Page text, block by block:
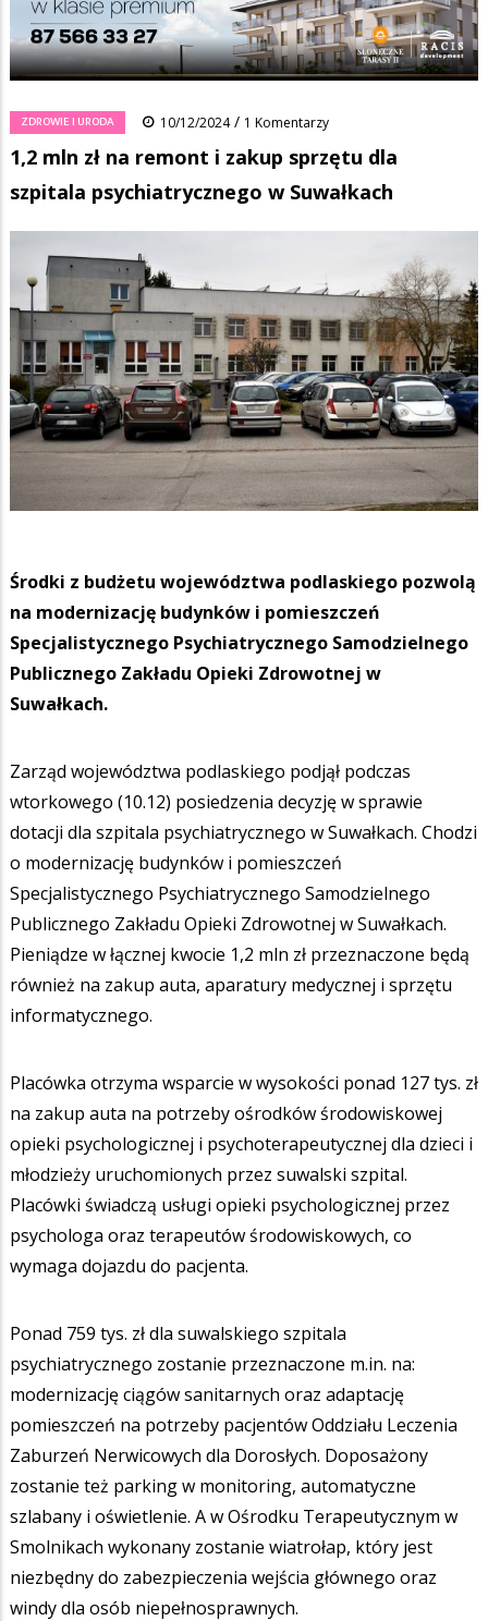
nawigacyjna
Suwałkach
FacebookPinterestTumblr
0 Reddit Share
ZDROWIE I URODA 10/12/2024/ 1 Komentarzy
1,2 mln zł na remont i zakup sprzętu dla
szpitala psychiatrycznego w Suwałkach
Środki z budżetu województwa podlaskiego pozwolą
na modernizację budynków i pomieszczeń
Specjalistycznego Psychiatrycznego Samodzielnego
Publicznego Zakładu Opieki Zdrowotnej w
Suwałkach.
Zarząd województwa podlaskiego podjął podczas
wtorkowego (10.12) posiedzenia decyzję w sprawie
dotacji dla szpitala psychiatrycznego w Suwałkach. Chodzi
o modernizację budynków i pomieszczeń
Specjalistycznego Psychiatrycznego Samodzielnego
Publicznego Zakładu Opieki Zdrowotnej w Suwałkach.
Pieniądze w łącznej kwocie 1,2 mln zł przeznaczone będą
również na zakup auta, aparatury medycznej i sprzętu
informatycznego.
Placówka otrzyma wsparcie w wysokości ponad 127 tys. zł
na zakup auta na potrzeby ośrodków środowiskowej
opieki psychologicznej i psychoterapeutycznej dla dzieci i
młodzieży uruchomionych przez suwalski szpital.
Placówki świadczą usługi opieki psychologicznej przez
psychologa oraz terapeutów środowiskowych, co
wymaga dojazdu do pacjenta.
Ponad 759 tys. zł dla suwalskiego szpitala
psychiatrycznego zostanie przeznaczone m.in. na:
modernizację ciągów sanitarnych oraz adaptację
pomieszczeń na potrzeby pacjentów Oddziału Leczenia
Zaburzeń Nerwicowych dla Dorosłych. Doposażony
zostanie też parking w monitoring, automatyczne
szlabany i oświetlenie. A w Ośrodku Terapeutycznym w
Smolnikach wykonany zostanie wiatrołap, który jest
niezbędny do zabezpieczenia wejścia głównego oraz
windy dla osób niepełnosprawnych.